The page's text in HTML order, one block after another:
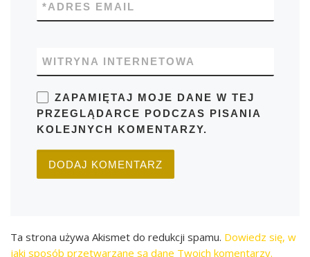
ADRES EMAIL
*
WITRYNA INTERNETOWA
ZAPAMIĘTAJ MOJE DANE W TEJ
PRZEGLĄDARCE PODCZAS PISANIA
KOLEJNYCH KOMENTARZY.
Ta strona używa Akismet do redukcji spamu. Dowiedz się, w
jaki sposób przetwarzane są dane Twoich komentarzy.